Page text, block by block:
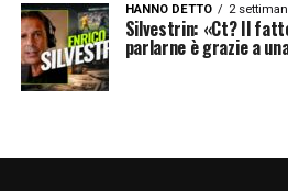
HANNO DETTO 2
Silvestrin: «Ct? Il
parlarne è grazie a